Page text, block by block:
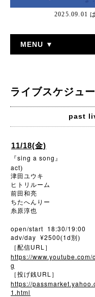
2025.09.01
MENU ▼
ライブスケジュ
past
11/18(金)
『sing a song 』
act)
津田ユウキ
ヒトリルーム
前田和亮
ちたへんりー
糸原淳也
open/start 18:30/19:00
adv/day ¥2500(1d 別)
［配信URL ］
https://
g
［投げ銭URL ］
https://
1.html